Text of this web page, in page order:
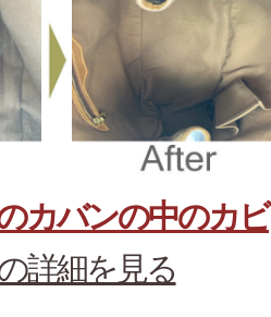
カバンの中のカビ
詳細を見る